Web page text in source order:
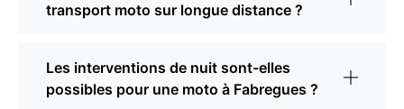
transport moto sur longue distance ?
Les interventions de nuit sont-elles
possibles pour une moto à Fabregues ?